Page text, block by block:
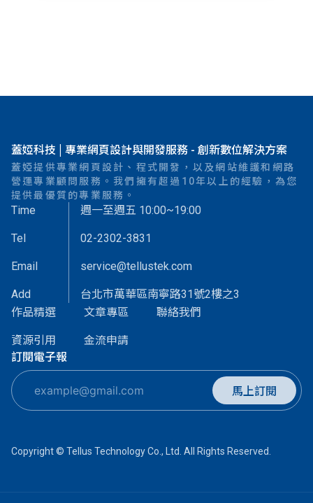
蓋婭科技 | 專業網頁設計與開發服務 - 創新數位解決方案
蓋婭提供專業網頁設計、程式開發，以及網站維護和網路
營運專業顧問服務。我們擁有超過10年以上的經驗，為您
提供最優質的專業服務。
Time 週一至週五 10:00~19:00
Tel 02-2302-3831
Email service@tellustek.com
Add 台北市萬華區南寧路31號2樓之3
作品精選 文章專區
聯絡我們
資源引用
金流申請
訂閱電子報
馬上訂閱
Copyright © Tellus Technology Co., Ltd. All Rights Reserved.